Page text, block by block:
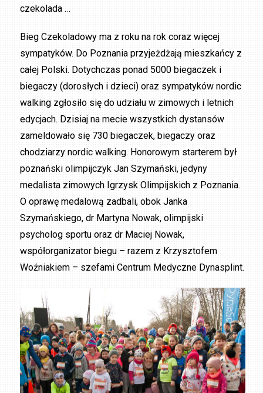
czekolada …
Bieg Czekoladowy ma z roku na rok coraz więcej
sympatyków. Do Poznania przyjeżdżają mieszkańcy z
całej Polski. Dotychczas ponad 5000 biegaczek i
biegaczy (dorosłych i dzieci) oraz sympatyków nordic
walking zgłosiło się do udziału w zimowych i letnich
edycjach. Dzisiaj na mecie wszystkich dystansów
zameldowało się 730 biegaczek, biegaczy oraz
chodziarzy nordic walking. Honorowym starterem był
poznański olimpijczyk Jan Szymański, jedyny
medalista zimowych Igrzysk Olimpijskich z Poznania.
O oprawę medalową zadbali, obok Janka
Szymańskiego, dr Martyna Nowak, olimpijski
psycholog sportu oraz dr Maciej Nowak,
współorganizator biegu – razem z Krzysztofem
Woźniakiem – szefami Centrum Medyczne Dynasplint.